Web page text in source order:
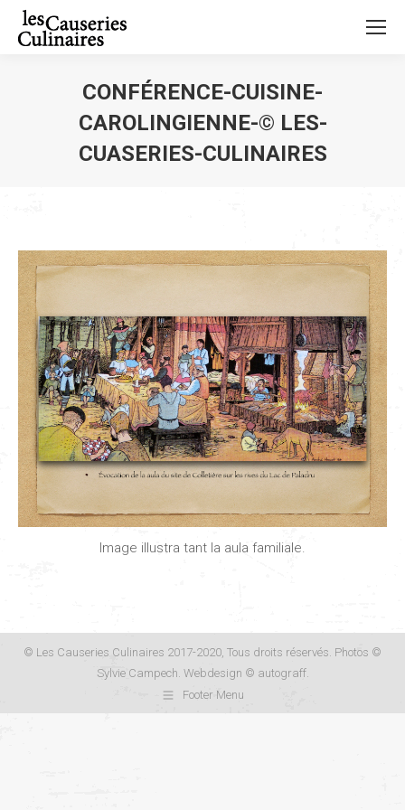
CONFÉRENCE-CUISINE-
CAROLINGIENNE-© LES-
CUASERIES-CULINAIRES
Image illustra tant la aula familiale.
© Les Causeries Culinaires 2017-2020, Tous droits réservés. Photos ©
Sylvie Campech. Webdesign © autograff.
Footer Menu